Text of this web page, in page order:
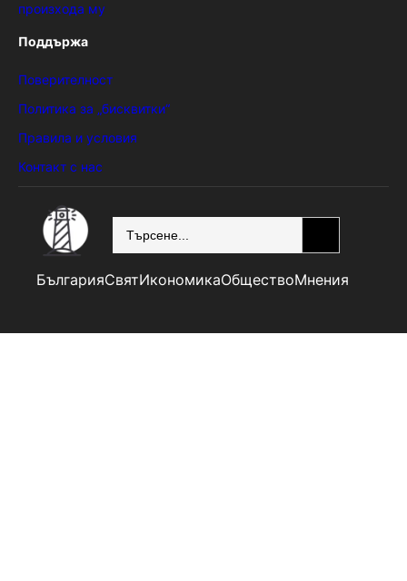
произхода му
Поддържа
Поверителност
Политика за „бисквитки“
Правила и условия
Контакт с нас
БългарияСвятИкономикаОбществоМнения